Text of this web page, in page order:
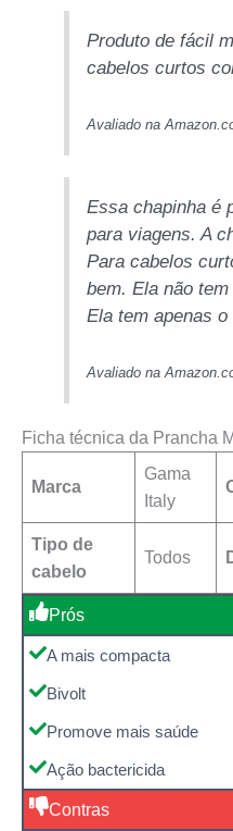
Produto de fácil
cabelos curtos
Avaliado na
Essa chapinha é
para viagens. A
Para cabelos
bem. Ela não
Ela tem apenas
Avaliado na
Ficha técnica da Prancha
Marca
Gama
Italy
Tipo de
cabelo
Todos
Prós
A mais compacta
Bivolt
Promove mais saúde
Ação bactericida
Contras